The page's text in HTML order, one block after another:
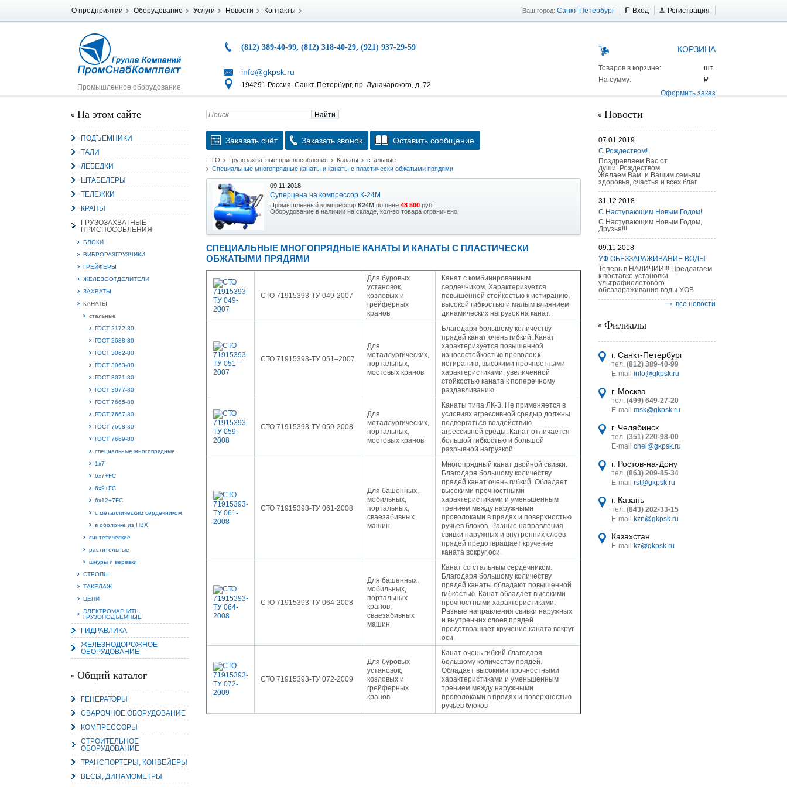
О предприятии Оборудование Услуги Новости Контакты Ваш город: Санкт-Петербург Вход Регистрация
Промышленное оборудование
(812) 389-40-99, (812) 318-40-29, (921) 937-29-59
info@gkpsk.ru
194291 Россия, Санкт-Петербург, пр. Луначарского, д. 72
КОРЗИНА
Товаров в корзине:
На сумму:
Оформить заказ
На этом сайте
ПОДЪЕМНИКИ
ТАЛИ
ЛЕБЕДКИ
ШТАБЕЛЕРЫ
ТЕЛЕЖКИ
КРАНЫ
ГРУЗОЗАХВАТНЫЕ
ПРИСПОСОБЛЕНИЯ
БЛОКИ
ВИБРОРАЗГРУЗЧИКИ
ГРЕЙФЕРЫ
ЖЕЛЕЗООТДЕЛИТЕЛИ
ЗАХВАТЫ
КАНАТЫ
стальные
ГОСТ 2172-80
ГОСТ 2688-80
ГОСТ 3062-80
ГОСТ 3063-80
ГОСТ 3071-80
ГОСТ 3077-80
ГОСТ 7665-80
ГОСТ 7667-80
ГОСТ 7668-80
ГОСТ 7669-80
специальные многопрядные
1х7
6х7+FC
6х9+FC
6х12+7FC
с металлическим сердечником
в оболочке из ПВХ
синтетические
растительные
шнуры и веревки
СТРОПЫ
ТАКЕЛАЖ
ЦЕПИ
ЭЛЕКТРОМАГНИТЫ
ГРУЗОПОДЪЕМНЫЕ
ГИДРАВЛИКА
ЖЕЛЕЗНОДОРОЖНОЕ
ОБОРУДОВАНИЕ
Общий каталог
ГЕНЕРАТОРЫ
СВАРОЧНОЕ ОБОРУДОВАНИЕ
КОМПРЕССОРЫ
СТРОИТЕЛЬНОЕ
ОБОРУДОВАНИЕ
ТРАНСПОРТЕРЫ, КОНВЕЙЕРЫ
ВЕСЫ, ДИНАМОМЕТРЫ
Найти
Заказать счёт Заказать звонок Оставить сообщение
ПТО Грузозахватные приспособления Канаты
стальные
Специальные многопрядные канаты и канаты с пластически обжатыми прядями
09.11.2018
Суперцена на компрессор К-24М
Промышленный компрессор К24М по цене 48 500 руб!
Оборудование в наличии на складе, кол-во товара ограничено.
15.10.2018
Уникальная возможность приобрести (в наличии на складе) тележку гидравлическую AS 25 г/п
2,5т по спец цене.
Новое поступление на склад насосов
Насосы Calpeda в НАЛИЧИИ
https://www.1nasos.ru/vodosnabzhenie-otoplenie/calpeda-mxh-203e
Поступление насосов НБУ 700-02 на склад в Спб. Купите сегодня по цене производителя!
Насос бочковой универсальный НБУ 700-02 предназначен для перекачивания пищевых растительных
масел из бочек и других емкостей и соответствует государственным санитарно-эпидемеологическим
Распродажа подъемного оборудования BRANO и насосов ИРТЫШ
03.03.2017
Акция на Пневмонагнетатель ТОПОЛЬ 300 ТРАНСМИКС и Растворосмеситель
Пневмонагнетатель Тополь 300 ТРАНСМИКСиРастворосмеситель СКАУТ MINI
Наклонный подъемник Minor Escalera по цене 2014 года
СПЕЦИАЛЬНЫЕ МНОГОПРЯДНЫЕ КАНАТЫ И КАНАТЫ С ПЛАСТИЧЕСКИ
ОБЖАТЫМИ ПРЯДЯМИ
СТО 71915393-ТУ 049-2007
Для буровых
установок,
козловых и
грейферных
кранов
Канат с комбинированным
сердечником. Характеризуется
повышенной стойкостью к истиранию,
высокой гибкостью и малым влиянием
динамических нагрузок на канат.
СТО 71915393-ТУ 051–2007
Для
металлургических,
портальных,
мостовых кранов
Благодаря большему количеству
прядей канат очень гибкий. Канат
характеризуется повышенной
износостойкостью проволок к
истиранию, высокими прочностными
характеристиками, увеличенной
стойкостью каната к поперечному
раздавливанию
СТО 71915393-ТУ 059-2008
Для
металлургических,
портальных,
мостовых кранов
Канаты типа ЛК-З. Не применяется в
условиях агрессивной средыр должны
подвергаться воздействию
агрессивной среды. Канат отличается
большой гибкостью и большой
разрывной нагрузкой
СТО 71915393-ТУ 061-2008
Для башенных,
мобильных,
портальных,
сваезабивных
машин
Многопрядный канат двойной свивки.
Благодаря большому количеству
прядей канат очень гибкий. Обладает
высокими прочностными
характеристиками и уменьшенным
трением между наружными
проволоками в прядях и поверхностью
ручьев блоков. Разные направления
свивки наружных и внутренних слоев
прядей предотвращает кручение
каната вокруг оси.
СТО 71915393-ТУ 064-2008
Для башенных,
мобильных,
портальных
кранов,
сваезабивных
машин
Канат со стальным сердечником.
Благодаря большому количеству
прядей канаты обладают повышенной
гибкостью. Канат обладает высокими
прочностными характеристиками.
Разные направления свивки наружных
и внутренних слоев прядей
предотвращает кручение каната вокруг
оси.
СТО 71915393-ТУ 072-2009
Для буровых
установок,
козловых и
грейферных
кранов
Канат очень гибкий благодаря
большому количеству прядей.
Обладает высокими прочностными
характеристиками и уменьшенным
трением между наружными
проволоками в прядях и поверхностью
ручьев блоков
Новости
07.01.2019
С Рождеством!
Поздравляем Вас от
души Рождеством.
Желаем Вам и Вашим семьям
здоровья, счастья и всех благ.
31.12.2018
С Наступающим Новым Годом!
С Наступающим Новым Годом,
Друзья!!!
09.11.2018
УФ ОБЕЗЗАРАЖИВАНИЕ ВОДЫ
Теперь в НАЛИЧИИ!!! Предлагаем
к поставке установки
ультрафиолетового
обеззараживания воды УОВ
все новости
Филиалы
г. Санкт-Петербург
тел. (812) 389-40-99
E-mail info@gkpsk.ru
г. Москва
тел. (499) 649-27-20
E-mail msk@gkpsk.ru
г. Челябинск
тел. (351) 220-98-00
E-mail chel@gkpsk.ru
г. Ростов-на-Дону
тел. (863) 209-85-34
E-mail rst@gkpsk.ru
г. Казань
тел. (843) 202-33-15
E-mail
kzn@gkpsk.ru
Казахстан
E-mail kz@gkpsk.ru